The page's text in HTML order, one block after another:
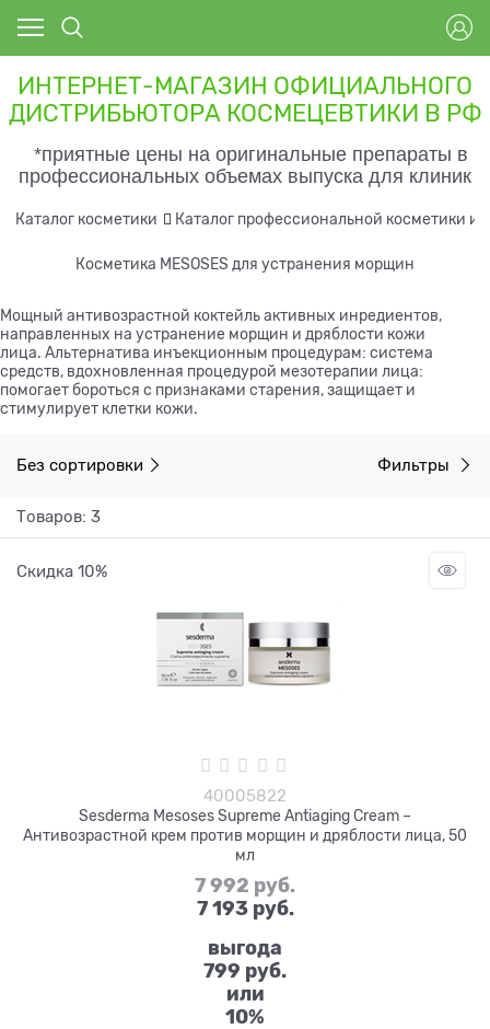
ИНТЕРНЕТ-МАГАЗИН ОФИЦИАЛЬНОГО
ДИСТРИБЬЮТОРА КОСМЕЦЕВТИКИ В РФ
*приятные цены на оригинальные препараты в
профессиональных объемах выпуска для клиник
Каталог косметики Каталог профессиональной косметики и
Косметика MESOSES для устранения морщин
Мощный антивозрастной коктейль активных инредиентов,
направленных на устранение морщин и дряблости кожи
лица. Альтернатива инъекционным процедурам: система
средств, вдохновленная процедурой мезотерапии лица:
помогает бороться с признаками старения, защищает и
стимулирует клетки кожи.
Без сортировки Фильтры
Товаров: 3
Скидка 10%
40005822
Sesderma Mesoses Supreme Antiaging Cream –
Антивозрастной крем против морщин и дряблости лица, 50
мл
7 992 руб.
7 193 руб.
выгода
799 руб.
или
10%